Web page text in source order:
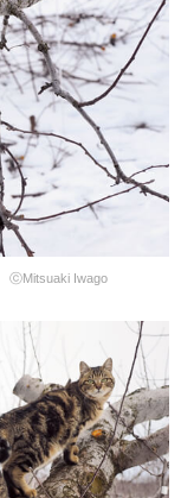
ⓒMitsuaki Iwago